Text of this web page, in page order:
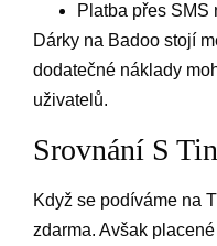
Platba přes SMS
Dárky na Badoo stojí
dodatečné náklady
uživatelů.
Srovnání S
Když se podíváme na
zdarma. Avšak